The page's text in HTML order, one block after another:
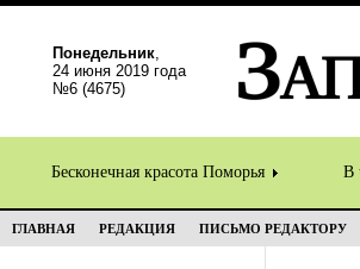
Понедельник,
24 июня 2019 года
№6 (4675)
Бесконечная красота Поморья В
ГЛАВНАЯ РЕДАКЦИЯ ПИСЬМО РЕДАКТОРУ